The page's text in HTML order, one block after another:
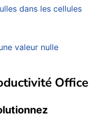
dans les cellules
valeur nulle
Office